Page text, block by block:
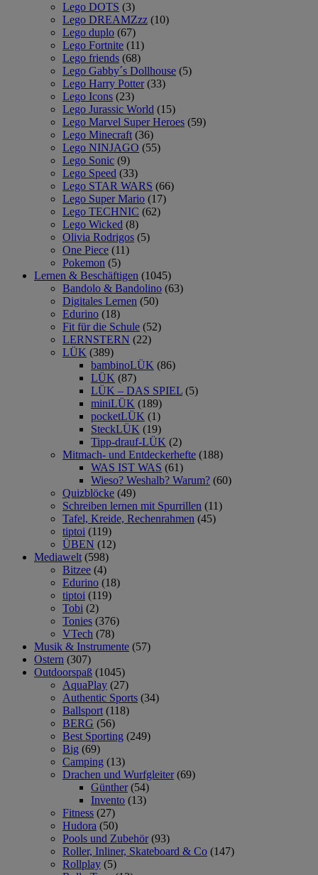
Lego DOTS (3)
Lego DREAMZzz (10)
Lego duplo (67)
Lego Fortnite (11)
Lego friends (68)
Lego Gabby´s Dollhouse (5)
Lego Harry Potter (33)
Lego Icons (23)
Lego Jurassic World (15)
Lego Marvel Super Heroes (59)
Lego Minecraft (36)
Lego NINJAGO (55)
Lego Sonic (9)
Lego Speed (33)
Lego STAR WARS (66)
Lego Super Mario (17)
Lego TECHNIC (62)
Lego Wicked (8)
Olivia Rodrigos (5)
One Piece (11)
Pokemon (5)
Lernen & Beschäftigen (1045)
Bandolo & Bandolino (63)
Digitales Lernen (50)
Edurino (18)
Fit für die Schule (52)
LERNSTERN (22)
LÜK (389)
bambinoLÜK (86)
LÜK (87)
LÜK – DAS SPIEL (5)
miniLÜK (189)
pocketLÜK (1)
SteckLÜK (19)
Tipp-drauf-LÜK (2)
Mitmach- und Entdeckerhefte (188)
WAS IST WAS (61)
Wieso? Weshalb? Warum? (60)
Quizblöcke (49)
Schreiben lernen mit Spurrillen (11)
Tafel, Kreide, Rechenrahmen (45)
tiptoi (119)
ÜBEN (12)
Mediawelt (598)
Bitzee (4)
Edurino (18)
tiptoi (119)
Tobi (2)
Tonies (376)
VTech (78)
Musik & Instrumente (57)
Ostern (307)
Outdoorspaß (1045)
AquaPlay (27)
Authentic Sports (34)
Ballsport (118)
BERG (56)
Best Sporting (249)
Big (69)
Camping (13)
Drachen und Wurfgleiter (69)
Günther (54)
Invento (13)
Fitness (27)
Hudora (50)
Pools und Zubehör (93)
Roller, Inliner, Skateboard & Co (147)
Rollplay (5)